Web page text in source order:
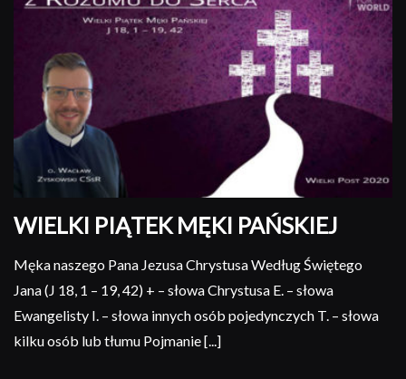
WIELKI PIĄTEK MĘKI PAŃSKIEJ
Męka naszego Pana Jezusa Chrystusa Według Świętego
Jana (J 18, 1 – 19, 42) + – słowa Chrystusa E. – słowa
Ewangelisty I. – słowa innych osób pojedynczych T. – słowa
kilku osób lub tłumu Pojmanie [...]